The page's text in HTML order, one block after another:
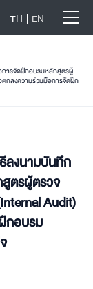
TH EN
ารจัดฝึกอบรมหลักสูตรผู้
ตกลงความร่วมมือการจัดฝึก
ลงนามบันทึก
ตรผู้ตรวจ
Audit)
กอบรม